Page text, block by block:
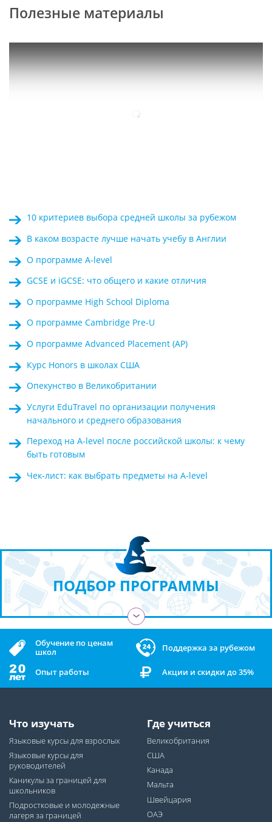
Полезные материалы
10 критериев выбора средней школы за рубежом
В каком возрасте лучше начать учебу в Англии
О программе A-level
GCSE и iGCSE: что общего и какие отличия
О программе High School Diploma
О программе Cambridge Pre-U
О программе Advanced Placement (AP)
Курс Honors в школах США
Опекунство в Великобритании
Услуги EduTravel по организации получения
начального и среднего образования
Переход на A-level после российской школы: к чему
быть готовым
Чек-лист: как выбрать предметы на A-level
ПОДБОР ПРОГРАММЫ
›
Обучение по ценам
школ
Поддержка за рубежом
Опыт работы Акции и скидки до 35%
Что изучать
Языковые курсы для взрослых
Языковые курсы для
руководителей
Каникулы за границей для
школьников
Подростковые и молодежные
лагеря за границей
Где учиться
Великобритания
США
Канада
Мальта
Швейцария
ОАЭ